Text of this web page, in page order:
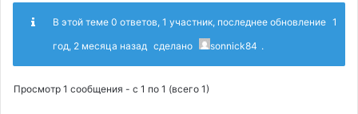
В этой теме 0 ответов, 1 участник, последнее обновление 1
год, 2 месяца назад сделано sonnick84 .
Просмотр 1 сообщения - с 1 по 1 (всего 1)